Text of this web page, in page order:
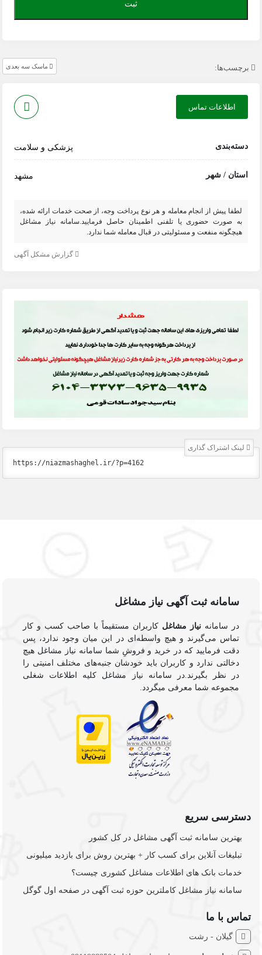
برچسب‌ها: ماسک سه بعدی
اطلاعات تماس
دسته‌بندی پزشکی و سلامت
استان / شهر مشهد
لطفا پیش از انجام معامله و هر نوع پرداخت وجه، از صحت خدمات ارائه شده،
به صورت حضوری یا تلفنی اطمینان حاصل فرمایید.سامانه نیاز مشاغل
هیچگونه منفعت و مسئولیتی در قبال معامله شما ندارد.
گزارش مشکل آگهی
لینک اشتراک گذاری
سامانه ثبت آگهی نیاز مشاغل
در سامانهنیاز مشاغل کاربران مستقیماً با صاحب کسب و کار
تماس می‌گیرند و هیچ واسطه‌ای در این میان وجود ندارد، پس
دقت فرمایید که در خرید و فروشِ شما سامانه نیاز مشاغل هیچ
دخالتی ندارد و کاربران باید خودشان جنبه‌های مختلف امنیتی را
در نظر بگیرند.در سامانه نیاز مشاغل کلیه اطلاعات شغلی
مجموعه شما معرفی میگردد.
دسترسی سریع
بهترین سامانه ثبت آگهی مشاغل در کل کشور
تبلیغات آنلاین برای کسب کار + بهترین روش برای بازدید میلیونی
خدمات بانک های اطلاعات مشاغل کشوری چیست؟
سامانه نیاز مشاغل کاملترین حوزه ثبت آگهی در صفحه اول گوگل
تماس با ما
گیلان - رشت